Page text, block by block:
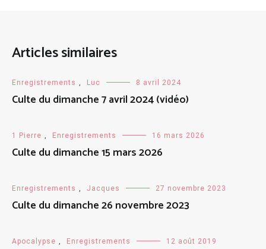
Articles similaires
Enregistrements , Luc 8 avril 2024
Culte du dimanche 7 avril 2024 (vidéo)
1 Pierre , Enregistrements 16 mars 2026
Culte du dimanche 15 mars 2026
Enregistrements , Jacques 27 novembre 2023
Culte du dimanche 26 novembre 2023
Apocalypse , Enregistrements 12 août 2019